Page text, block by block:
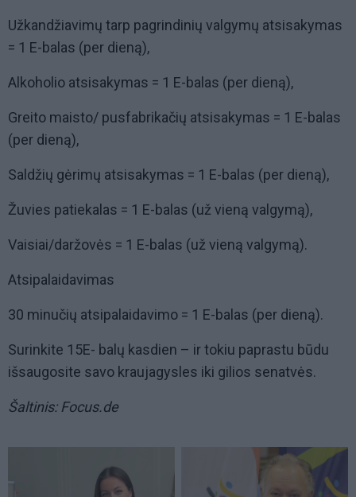
Užkandžiavimų tarp pagrindinių valgymų atsisakymas
= 1 E-balas (per dieną),
Alkoholio atsisakymas = 1 E-balas (per dieną),
Greito maisto/ pusfabrikačių atsisakymas = 1 E-balas
(per dieną),
Saldžių gėrimų atsisakymas = 1 E-balas (per dieną),
Žuvies patiekalas = 1 E-balas (už vieną valgymą),
Vaisiai/daržovės = 1 E-balas (už vieną valgymą).
Atsipalaidavimas
30 minučių atsipalaidavimo = 1 E-balas (per dieną).
Surinkite 15E- balų kasdien – ir tokiu paprastu būdu
išsaugosite savo kraujagysles iki gilios senatvės.
Šaltinis: Focus.de